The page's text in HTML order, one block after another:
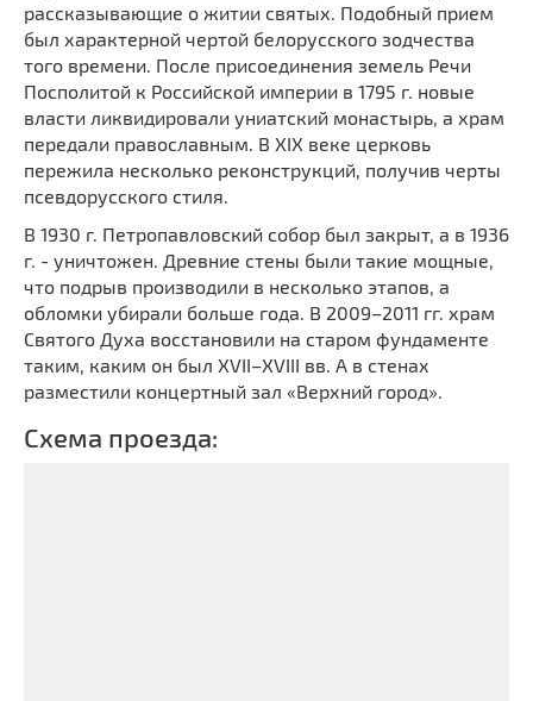
рассказывающие о житии святых. Подобный прием
был характерной чертой белорусского зодчества
того времени. После присоединения земель Речи
Посполитой к Российской империи в 1795 г. новые
власти ликвидировали униатский монастырь, а храм
передали православным. В ХIХ веке церковь
пережила несколько реконструкций, получив черты
псевдорусского стиля.
В 1930 г. Петропавловский собор был закрыт, а в 1936
г. - уничтожен. Древние стены были такие мощные,
что подрыв производили в несколько этапов, а
обломки убирали больше года. В 2009–2011 гг. храм
Святого Духа восстановили на старом фундаменте
таким, каким он был ХVII–ХVIII вв. А в стенах
разместили концертный зал «Верхний город».
Схема проезда: